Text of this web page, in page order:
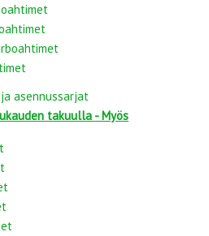
asennussarjat
takuulla - Myös